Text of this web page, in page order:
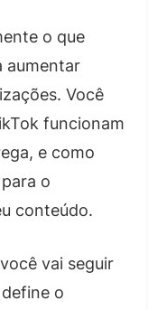
o que
aumentar
Você
funcionam
e como
o
conteúdo.
vai seguir
o